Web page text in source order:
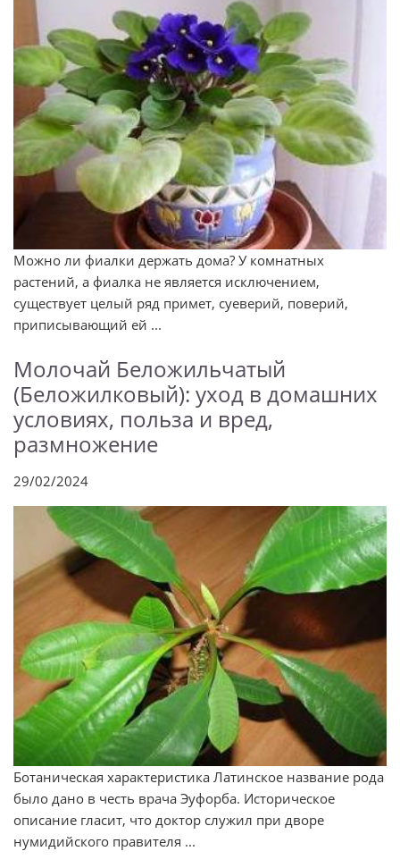
Можно ли фиалки держать дома? У комнатных
растений, а фиалка не является исключением,
существует целый ряд примет, суеверий, поверий,
приписывающий ей ...
Молочай Беложильчатый
(Беложилковый): уход в домашних
условиях, польза и вред,
размножение
29/02/2024
Ботаническая характеристика Латинское название рода
было дано в честь врача Эуфорба. Историческое
описание гласит, что доктор служил при дворе
нумидийского правителя ...